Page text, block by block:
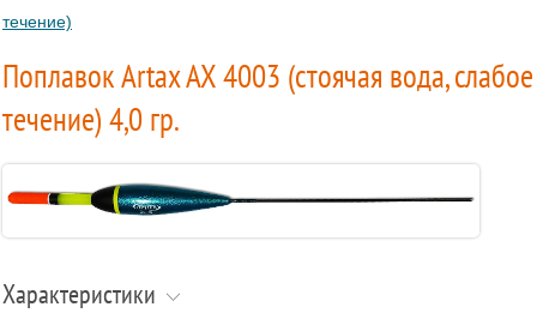
течение)
Поплавок Artax AX 4003 (стоячая вода, слабое
течение) 4,0 гр.
Характеристики